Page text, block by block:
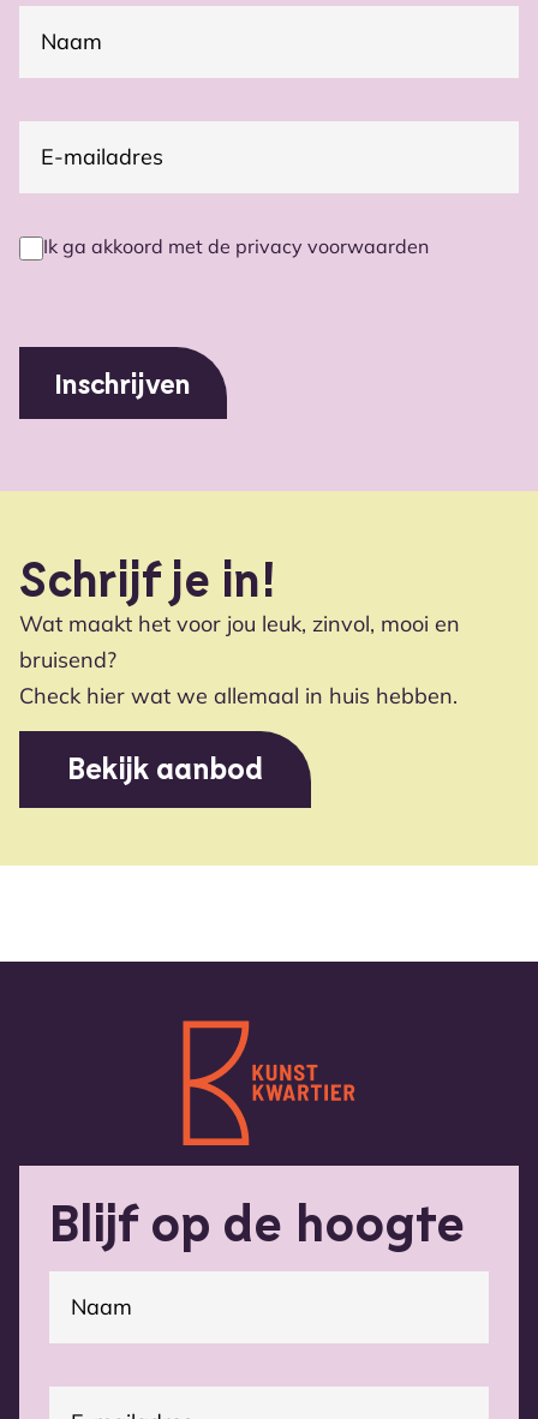
(Vereist)
E-
mailadres(Vereist)
Privacy
Ik ga akkoord met de privacy voorwaarden
Schrijf je in!
Wat maakt het voor jou leuk, zinvol, mooi en
bruisend?
Check hier wat we allemaal in huis hebben.
Bekijk aanbod
Blijf op de hoogte
E-